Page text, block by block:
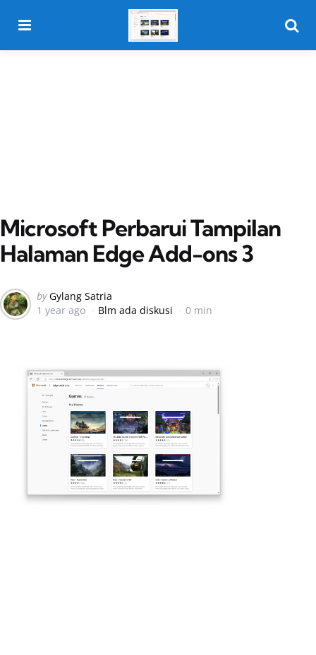
Microsoft Perbarui Tampilan
Halaman Edge Add-ons 3
Posted
by
by Gylang Satria
1 year ago
Blm ada diskusi 0 min